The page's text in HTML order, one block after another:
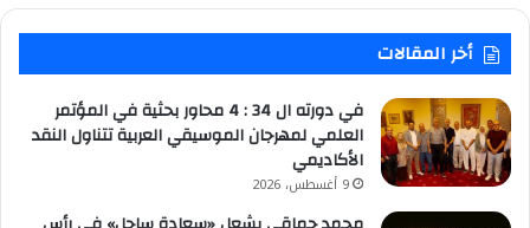
أخر المقالات
في دورته ال 34 : 4 محاور بحثية في المؤتمر
العلمي لمهرجان الموسيقي العربية تتناول النقد
الأكاديمي
9 أغسطس، 2026